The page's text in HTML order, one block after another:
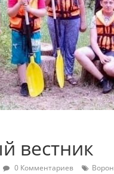
вестник
0 Комментариев